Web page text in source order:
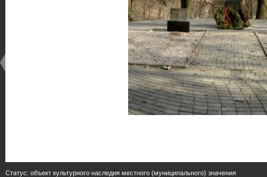
Статус: объект культурного наследия местного (муниципального) значения